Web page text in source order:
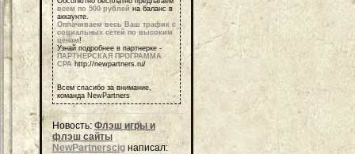
всем по 500 рублей на баланс в
аккаунте.
Оплачиваем весь Ваш трафик с
социальных сетей по высоким
ценам!
Узнай подробнее в партнерке -
ПАРТНЕРСКАЯ ПРОГРАММА
СРА http://newpartners.ru/
Всем спасибо за внимание,
команда NewPartners
Новость:Флэш игры и
флэш сайты
NewPartnerscig написал: